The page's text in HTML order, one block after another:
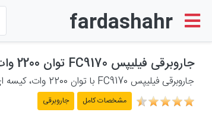
fardashahr
جاروبرقی فیلیپس FC9170 توان 2200 وات
جاروبرقی فیلیپس FC9170 با توان 2200 وات، کیسه ای 4 لیتری، برد 12 متری، 78 دسی بل، فیلتر HEPA ضد حساسیت
مشخصات کامل جاروبرقی
لوازم خانگی برقی
لوازم شخصی برقی